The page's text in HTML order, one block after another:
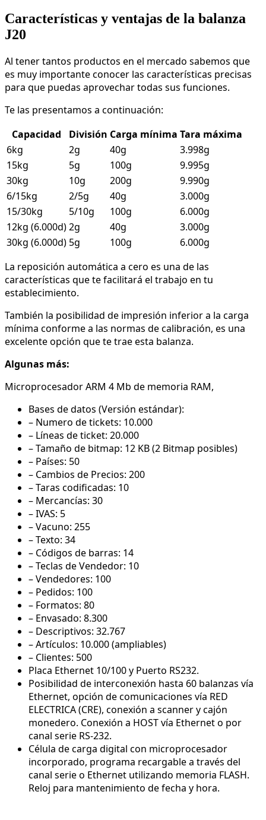
Características y ventajas de la balanza
J20
Al tener tantos productos en el mercado sabemos que
es muy importante conocer las características precisas
para que puedas aprovechar todas sus funciones.
Te las presentamos a continuación:
Capacidad
División Carga mínima Tara máxima
6kg
2g 40g
3.998g
15kg
5g 100g
9.995g
30kg
10g 200g
9.990g
6/15kg
2/5g 40g
3.000g
15/30kg
5/10g 100g
6.000g
12kg (6.000d)2g 40g
3.000g
30kg (6.000d) 5g 100g
6.000g
La reposición automática a cero es una de las
características que te facilitará el trabajo en tu
establecimiento.
También la posibilidad de impresión inferior a la carga
mínima conforme a las normas de calibración, es una
excelente opción que te trae esta balanza.
Algunas más:
Microprocesador ARM 4 Mb de memoria RAM,
Bases de datos (Versión estándar):
– Numero de tickets: 10.000
– Líneas de ticket: 20.000
– Tamaño de bitmap: 12 KB (2 Bitmap posibles)
– Países: 50
– Cambios de Precios: 200
– Taras codificadas: 10
– Mercancías: 30
– IVAS: 5
– Vacuno: 255
– Texto: 34
– Códigos de barras: 14
– Teclas de Vendedor: 10
– Vendedores: 100
– Pedidos: 100
– Formatos: 80
– Envasado: 8.300
– Descriptivos: 32.767
– Artículos: 10.000 (ampliables)
– Clientes: 500
Placa Ethernet 10/100 y Puerto RS232.
Posibilidad de interconexión hasta 60 balanzas vía
Ethernet, opción de comunicaciones vía RED
ELECTRICA (CRE), conexión a scanner y cajón
monedero. Conexión a HOST vía Ethernet o por
canal serie RS-232.
Célula de carga digital con microprocesador
incorporado, programa recargable a través del
canal serie o Ethernet utilizando memoria FLASH.
Reloj para mantenimiento de fecha y hora.